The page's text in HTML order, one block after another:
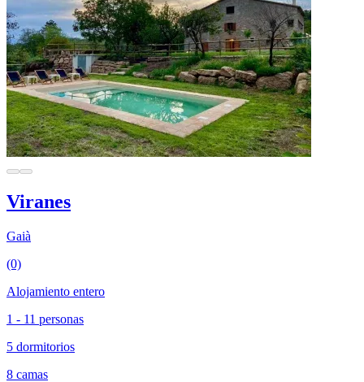
Viranes
Gaià
(0)
Alojamiento entero
1 - 11 personas
5 dormitorios
8 camas